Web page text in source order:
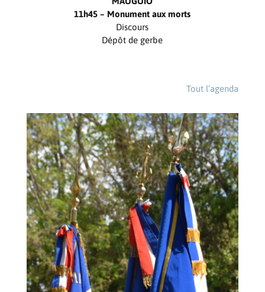
11h45 – Monument aux morts
Discours
Dépôt de gerbe
Tout l’agenda